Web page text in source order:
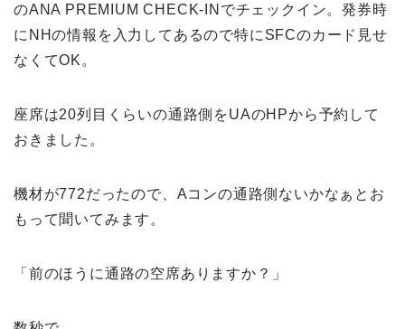
のANA PREMIUM CHECK-INでチェックイン。発券時
にNHの情報を入力してあるので特にSFCのカード見せ
なくてOK。
座席は20列目くらいの通路側をUAのHPから予約して
おきました。
機材が772だったので、Aコンの通路側ないかなぁとお
もって聞いてみます。
「前のほうに通路の空席ありますか？」